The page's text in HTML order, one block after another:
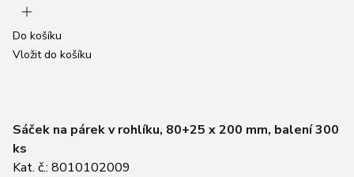
Do košíku
Vložit do košíku
Sáček na párek v rohlíku, 80+25 x 200 mm, balení 300
ks
Kat. č.: 8010102009